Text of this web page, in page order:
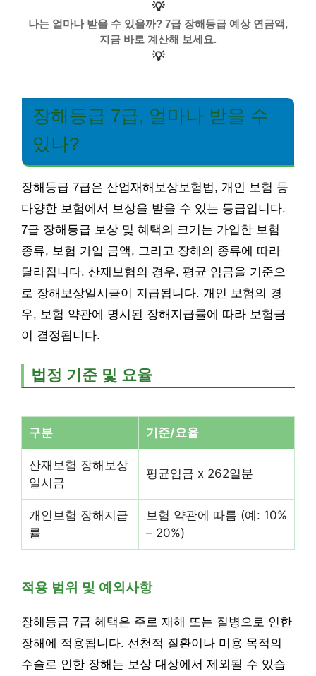
💡
나는 얼마나 받을 수 있을까? 7급 장해등급 예상 연금액,
지금 바로 계산해 보세요.
💡
장해등급 7급, 얼마나 받을 수
있나?
장해등급 7급은 산업재해보상보험법, 개인 보험 등
다양한 보험에서 보상을 받을 수 있는 등급입니다.
7급 장해등급 보상 및 혜택의 크기는 가입한 보험
종류, 보험 가입 금액, 그리고 장해의 종류에 따라
달라집니다. 산재보험의 경우, 평균 임금을 기준으
로 장해보상일시금이 지급됩니다. 개인 보험의 경
우, 보험 약관에 명시된 장해지급률에 따라 보험금
이 결정됩니다.
법정 기준 및 요율
구분 기준/요율
산재보험 장해보상
일시금
평균임금 x 262일분
개인보험 장해지급
률
보험 약관에 따름 (예: 10%
– 20%)
적용 범위 및 예외사항
장해등급 7급 혜택은 주로 재해 또는 질병으로 인한
장해에 적용됩니다. 선천적 질환이나 미용 목적의
수술로 인한 장해는 보상 대상에서 제외될 수 있습